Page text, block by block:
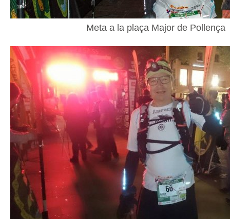
Meta a la plaça Major de Pollença